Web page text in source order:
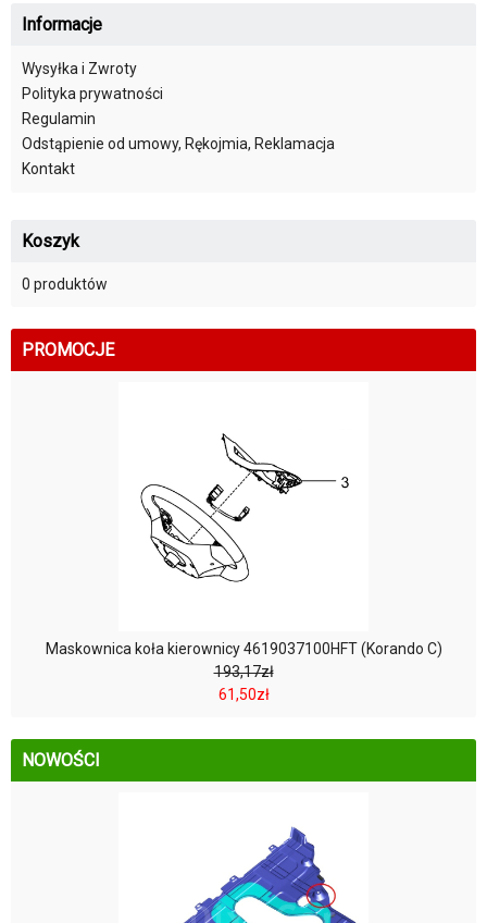
Informacje
Wysyłka i Zwroty
Polityka prywatności
Regulamin
Odstąpienie od umowy, Rękojmia, Reklamacja
Kontakt
Koszyk
0 produktów
PROMOCJE
Maskownica koła kierownicy 4619037100HFT (Korando C)
193,17zł
61,50zł
NOWOŚCI